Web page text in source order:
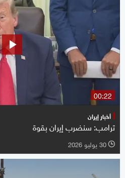
00:22
أخبار إيران
ترامب: سنضرب إيران بقوة
l 30 يوليو 2026